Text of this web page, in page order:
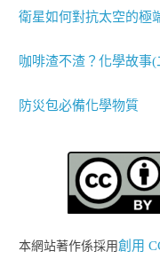
衛星如何對抗太空的極
咖啡渣不渣？化學故事
防災包必備化學物質
本網站著作係採用創用